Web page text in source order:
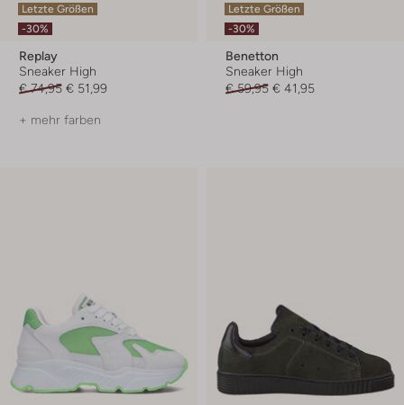
Letzte Größen
-30%
Replay
Sneaker High
€ 74,95 € 51,99
+ mehr farben
Letzte Größen
-30%
Benetton
Sneaker High
€ 59,95 € 41,95